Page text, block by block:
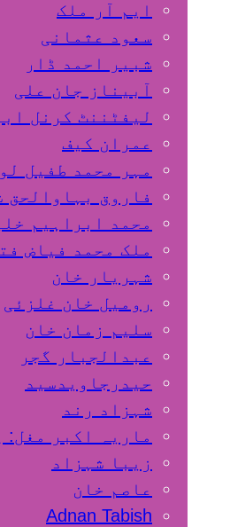
ایم آر ملک
سعود عثمانی
شبیر احمد ڈار
آبیناز جان علی
لیفٹننٹ کرنل
عمران کیف
مہر محمد طفیل
فاروق بہاوالحق
محمد ابراہیم
ملک محمد فیاض
شہریار خان
رومیل خان غلزئی
سلیم زمان خان
عبدالجبار گجر
حیدرجاویدسید
شہزاد رند
ماریہ اکبر مغل:
زیبا شہزاد
عاصم خان
Adnan Tabish